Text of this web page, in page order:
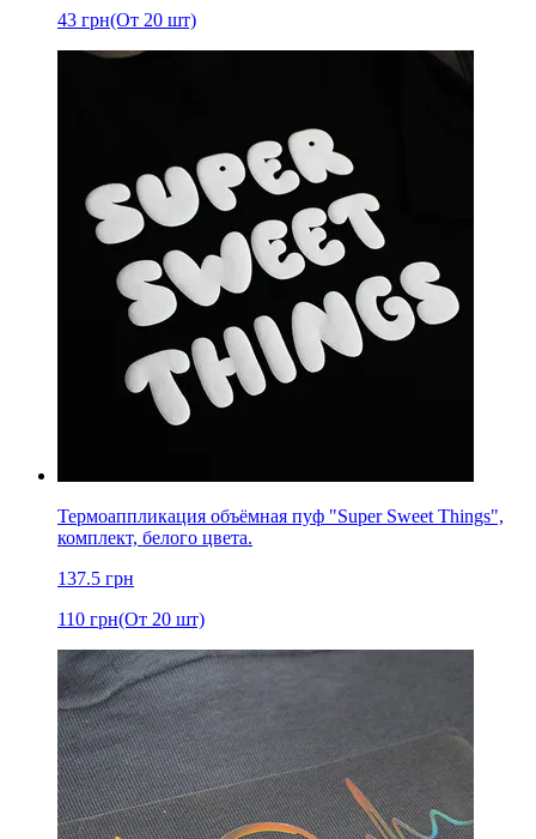
43 грн(От 20 шт)
Термоаппликация объёмная пуф "Super Sweet Things",
комплект, белого цвета.
137.5 грн
110 грн(От 20 шт)